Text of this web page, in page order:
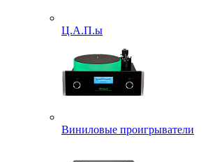
Ц.А.П.ы
Виниловые проигрыватели